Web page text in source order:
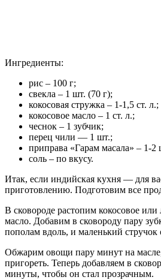
Ингредиенты:
рис – 100 г;
свекла – 1 шт. (70 г);
кокосовая стружка – 1-1,5 ст. л.;
кокосовое масло – 1 ст. л.;
чеснок – 1 зубчик;
перец чили — 1 шт.;
приправа «Гарам масала» – 1-2
соль – по вкусу.
Итак, если индийская кухня — для
приготовлению. Подготовим все
В сковороде растопим кокосовое или
масло. Добавим в сковороду пару
пополам вдоль, и маленький
Обжарим овощи пару минут на
пригореть. Теперь добавляем в
минуты, чтобы он стал прозрачным.